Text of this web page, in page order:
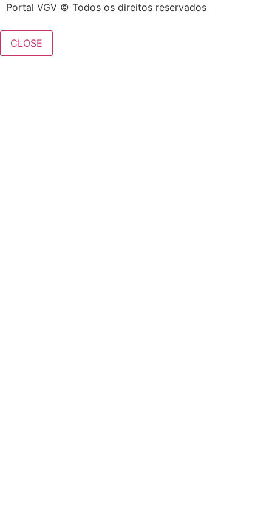
Portal VGV © Todos os direitos reservados
CLOSE